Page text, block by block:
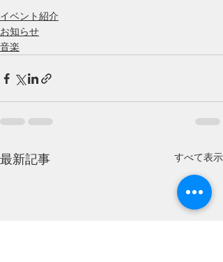
イベント紹介
お知らせ
音楽
最新記事 すべて表示